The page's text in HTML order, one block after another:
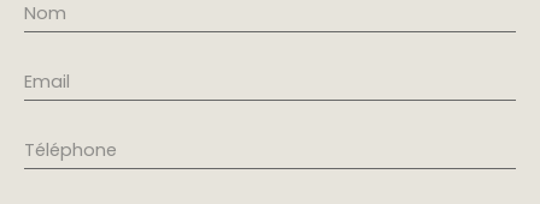
Nom
Email
Téléphone